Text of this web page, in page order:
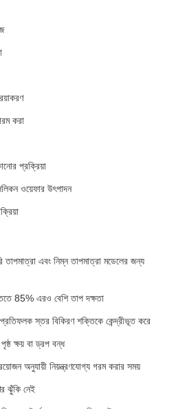
করা
প্রক্রিয়া
ওয়েফার উৎপাদন
তাপমাত্রা এবং নিম্ন তাপমাত্রা মডেলের জন্য
85% এরও বেশি তাপ দক্ষতা
প্রতিফলক স্তর বিকিরণ শক্তিকে কেন্দ্রীভূত করে
ক্ষয় বা ড্রপ বন্ধ
অনুযায়ী নিয়ন্ত্রণযোগ্য গরম করার সময়
ঝুঁকি নেই